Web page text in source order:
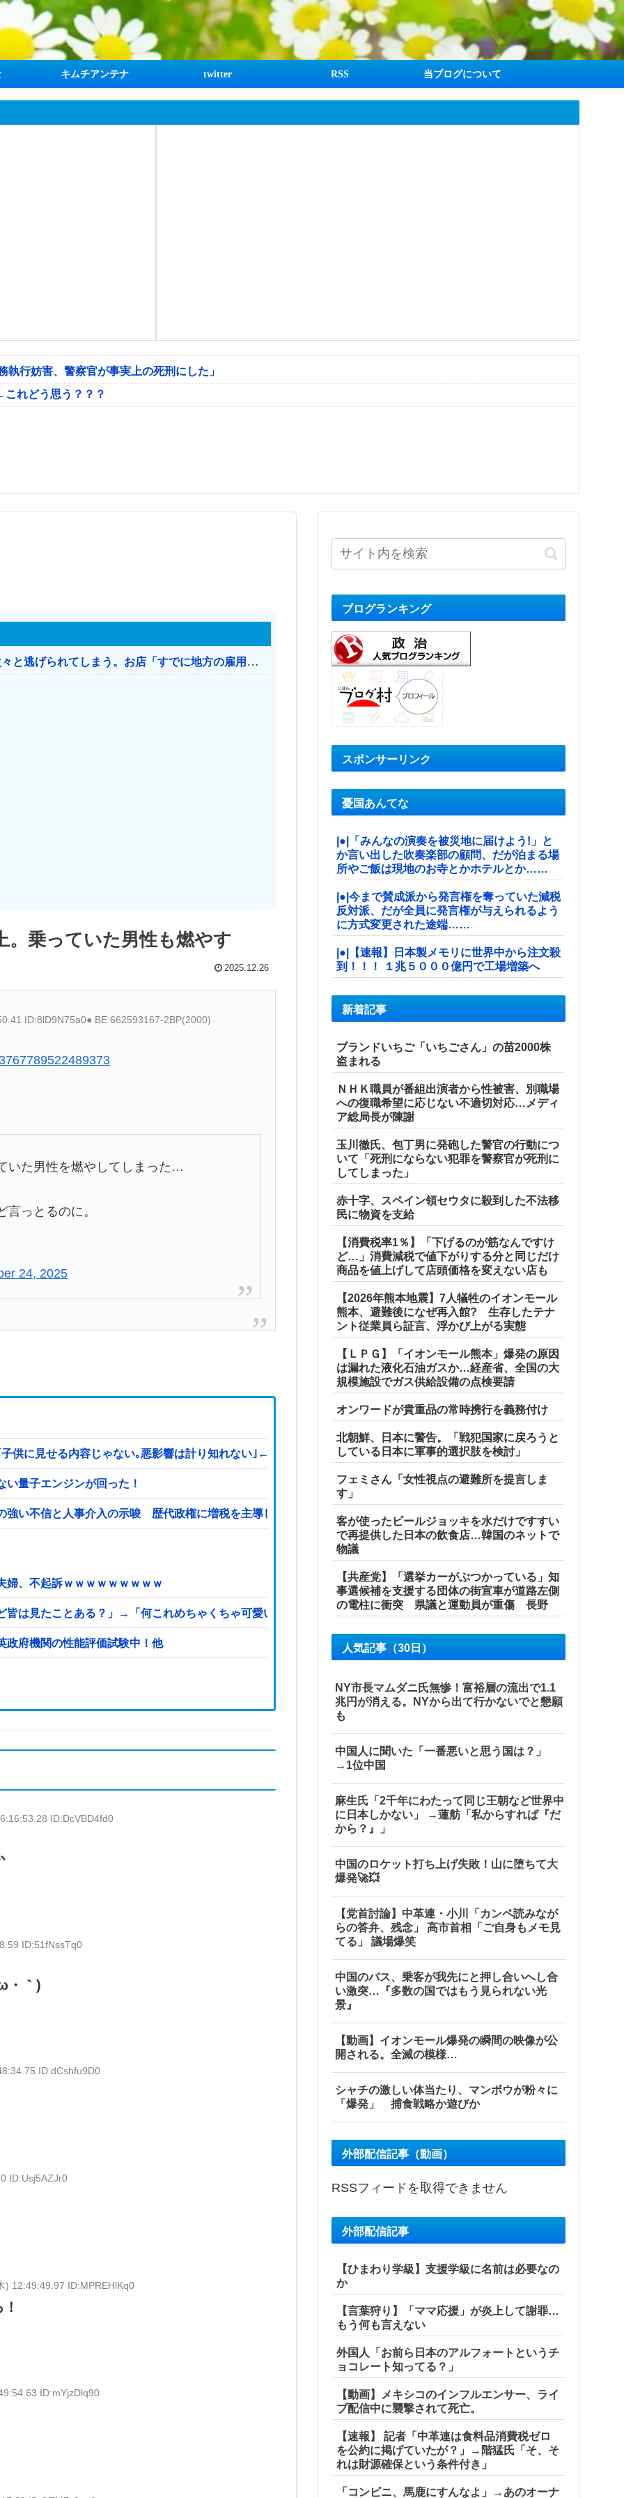
キムチアンテナ twitter RSS 当ブログについて
行妨害、警察官が事実上の死刑にした」
れどう思う？？？
日本のお店、時給1500円でもミャンマー人に次々と逃げられてしまう。お店「すでに地方の雇用は崩壊」
。乗っていた男性も燃やす
2025.12.26
ID:8lD9N75a0● BE:662593167-2BP(2000)
た男性を燃やしてしまった…
っとるのに。
24, 2025
供に見せる内容じゃない｡悪影響は計り知れない｣←これw w w w w w w w w
量子エンジンが回った！
強い不信と人事介入の示唆 歴代政権に増税を主導してきた財務省、高市内閣に完全敗北
、不起訴ｗｗｗｗｗｗｗｗｗ
皆は見たことある？」→「何これめちゃくちゃ可愛いｗｗ」【海外の反応】
府機関の性能評価試験中！他
ID:DcVBD4fd0
ID:51fNssTq0
・｀)
ID:dCshfu9D0
ID:Usj5AZJr0
) 12:49:49.97 ID:MPREHlKq0
ID:mYjzDlq90
ブログランキング
スポンサーリンク
憂国あんてな
|●|「みんなの演奏を被災地に届けよう!」と
か言い出した吹奏楽部の顧問、だが泊まる場
所やご飯は現地のお寺とかホテルとか……
|●|今まで賛成派から発言権を奪っていた減税
反対派、だが全員に発言権が与えられるよう
に方式変更された途端……
|●|【速報】日本製メモリに世界中から注文殺
到！！！ １兆５０００億円で工場増築へ
新着記事
ブランドいちご「いちごさん」の苗2000株
盗まれる
ＮＨＫ職員が番組出演者から性被害、別職場
への復職希望に応じない不適切対応…メディ
ア総局長が陳謝
玉川徹氏、包丁男に発砲した警官の行動につ
いて「死刑にならない犯罪を警察官が死刑に
してしまった」
赤十字、スペイン領セウタに殺到した不法移
民に物資を支給
【消費税率1％】「下げるのが筋なんですけ
ど…」消費減税で値下がりする分と同じだけ
商品を値上げして店頭価格を変えない店も
【2026年熊本地震】7人犠牲のイオンモール
熊本、避難後になぜ再入館? 生存したテナ
ント従業員ら証言、浮かび上がる実態
【ＬＰＧ】「イオンモール熊本」爆発の原因
は漏れた液化石油ガスか…経産省、全国の大
規模施設でガス供給設備の点検要請
オンワードが貴重品の常時携行を義務付け
北朝鮮、日本に警告。「戦犯国家に戻ろうと
している日本に軍事的選択肢を検討」
フェミさん「女性視点の避難所を提言しま
す」
客が使ったビールジョッキを水だけですすい
で再提供した日本の飲食店…韓国のネットで
物議
【共産党】「選挙カーがぶつかっている」知
事選候補を支援する団体の街宣車が道路左側
の電柱に衝突 県議と運動員が重傷 長野
人気記事（30日）
NY市長マムダニ氏無惨！富裕層の流出で1.1
兆円が消える。NYから出て行かないでと懇願
も
中国人に聞いた「一番悪いと思う国は？」
→1位中国
麻生氏「2千年にわたって同じ王朝など世界中
に日本しかない」 →蓮舫「私からすれば『だ
から？』」
中国のロケット打ち上げ失敗！山に堕ちて大
爆発🚀💥
【党首討論】中革連・小川「カンペ読みなが
らの答弁、残念」 高市首相「ご自身もメモ見
てる」 議場爆笑
中国のバス、乗客が我先にと押し合いへし合
い激突…『多数の国ではもう見られない光
景』
【動画】イオンモール爆発の瞬間の映像が公
開される。全滅の模様…
シャチの激しい体当たり、マンボウが粉々に
「爆発」 捕食戦略か遊びか
外部配信記事（動画）
RSSフィードを取得できません
外部配信記事
【ひまわり学級】支援学級に名前は必要なの
か
【言葉狩り】「ママ応援」が炎上して謝罪…
もう何も言えない
外国人「お前ら日本のアルフォートというチ
ョコレート知ってる？」
【動画】メキシコのインフルエンサー、ライ
ブ配信中に襲撃されて死亡。
【速報】 記者「中革連は食料品消費税ゼロ
を公約に掲げていたが？」→階猛氏「そ、そ
れは財源確保という条件付き」
「コンビニ、馬鹿にすんなよ」→あのオーナ